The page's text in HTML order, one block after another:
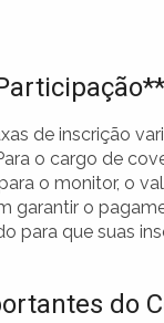
de inscrição
o cargo de
o monitor, o
garantir o
para que suas
do